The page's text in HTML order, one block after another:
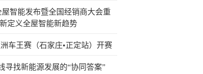
屋智能发布暨全国经销商大会重
定义全屋智能新趋势
车王赛（石家庄•正定站）开赛
寻找新能源发展的“协同答案”